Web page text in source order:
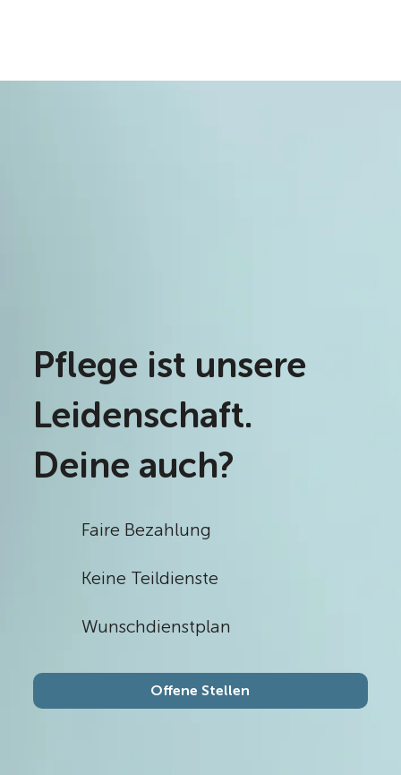
Pflege ist unsere
Leidenschaft.
Deine auch?
Faire Bezahlung
Keine Teildienste
Wunschdienstplan
Offene Stellen